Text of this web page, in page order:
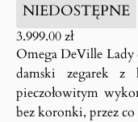
NIEDOSTĘPNE
3.999.00zł
Omega DeVille
damski zegarek z
pieczołowitym
bez koronki, przez